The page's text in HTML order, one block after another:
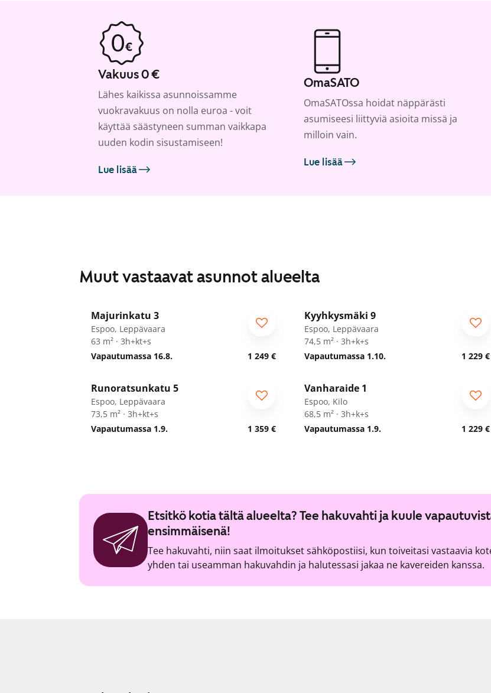
Vakuus 0 €
Lähes kaikissa asunnoissamme
vuokravakuus on nolla euroa - voit
käyttää säästyneen summan vaikkapa
uuden kodin sisustamiseen!
Lue lisää
OmaSATO
OmaSATOssa hoidat näppärästi
asumiseesi liittyviä asioita missä ja
milloin vain.
Lue lisää
Muut vastaavat asunnot alueelta
Majurinkatu 3
Espoo, Leppävaara
63 m² · 3h+kt+s
Vapautumassa 16.8.
1 249 €
Kyyhkysmäki 9
Espoo, Leppävaara
74,5 m² · 3h+k+s
Vapautumassa 1.10.
1 229 €
Runoratsunkatu 5
Espoo, Leppävaara
73,5 m² · 3h+kt+s
Vapautumassa 1.9.
1 359 €
Vanharaide 1
Espoo, Kilo
68,5 m² · 3h+k+s
Vapautumassa 1.9.
1 229 €
Etsitkö kotia tältä alueelta? Tee hakuvahti ja kuule
ensimmäisenä!
Tee hakuvahti, niin saat ilmoitukset sähköpostiisi, kun toiveitasi vastaavia
yhden tai useamman hakuvahdin ja halutessasi jakaa ne kavereiden kanssa.